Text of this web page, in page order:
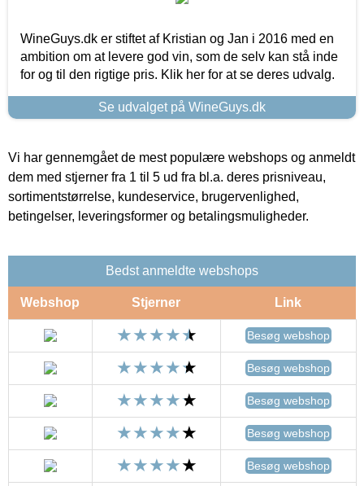
WineGuys.dk er stiftet af Kristian og Jan i 2016 med en
ambition om at levere god vin, som de selv kan stå inde
for og til den rigtige pris. Klik her for at se deres udvalg.
Se udvalget på WineGuys.dk
Vi har gennemgået de mest populære webshops og anmeldt
dem med stjerner fra 1 til 5 ud fra bl.a. deres prisniveau,
sortimentstørrelse, kundeservice, brugervenlighed,
betingelser, leveringsformer og betalingsmuligheder.
Bedst anmeldte webshops
Webshop Stjerner Link
Besøg webshop
Besøg webshop
Besøg webshop
Besøg webshop
Besøg webshop